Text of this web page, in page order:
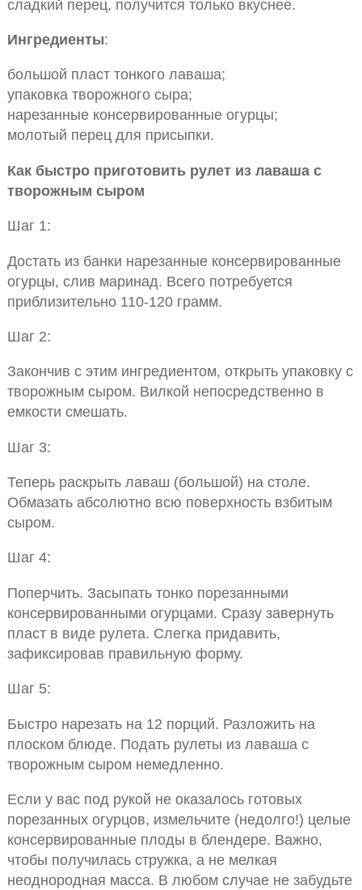
сладкий перец, получится только вкуснее.
Ингредиенты:
большой пласт тонкого лаваша;
упаковка творожного сыра;
нарезанные консервированные огурцы;
молотый перец для присыпки.
Как быстро приготовить рулет из лаваша с
творожным сыром
Шаг 1:
Достать из банки нарезанные консервированные
огурцы, слив маринад. Всего потребуется
приблизительно 110-120 грамм.
Шаг 2:
Закончив с этим ингредиентом, открыть упаковку с
творожным сыром. Вилкой непосредственно в
емкости смешать.
Шаг 3:
Теперь раскрыть лаваш (большой) на столе.
Обмазать абсолютно всю поверхность взбитым
сыром.
Шаг 4:
Поперчить. Засыпать тонко порезанными
консервированными огурцами. Сразу завернуть
пласт в виде рулета. Слегка придавить,
зафиксировав правильную форму.
Шаг 5:
Быстро нарезать на 12 порций. Разложить на
плоском блюде. Подать рулеты из лаваша с
творожным сыром немедленно.
Если у вас под рукой не оказалось готовых
порезанных огурцов, измельчите (недолго!) целые
консервированные плоды в блендере. Важно,
чтобы получилась стружка, а не мелкая
неоднородная масса. В любом случае не забудьте